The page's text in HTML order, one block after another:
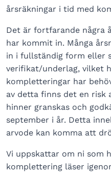
årsräkningar i tid med
Det är fortfarande några
har kommit in. Många
in i fullständig form eller
verifikat/underlag, vilket
kompletteringar har
av detta finns det en risk
hinner granskas och
september i år. Detta
arvode kan komma att
Vi uppskattar om ni som
komplettering läser